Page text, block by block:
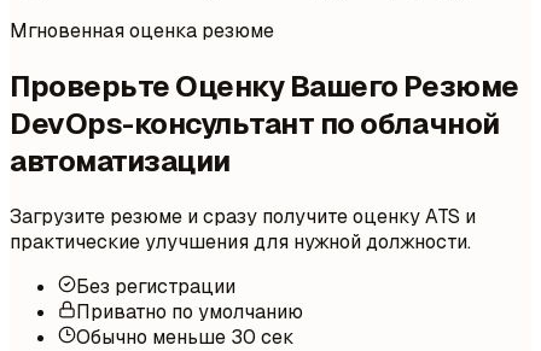
Мгновенная оценка резюме
Проверьте Оценку Вашего Резюме
DevOps-консультант по облачной
автоматизации
Загрузите резюме и сразу получите оценку ATS и
практические улучшения для нужной должности.
Без регистрации
Приватно по умолчанию
Обычно меньше 30 сек